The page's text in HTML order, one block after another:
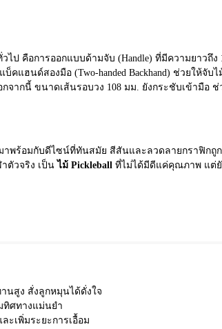
วไป คือการออกแบบด้ามจับ (Handle) ที่มีความยาวถึง
แฮนด์สองมือ (Two-handed Backhand) ช่วยให้จับ
ากนี้ ขนาดเส้นรอบวง 108 มม. ยังกระชับเข้ามือ ช่
มาพร้อมกับดีไซน์ที่ทันสมัย สีสันและลวดลายกราฟิกถู
ตัวจริง เป็น ไม้ Pickleballที่ไม่ได้มีดีแค่คุณภาพ แต่ยั
นสูง สั่งลูกหมุนได้ดั่งใจ
ศทางแม่นยำ
เพิ่มระยะการเอื้อม